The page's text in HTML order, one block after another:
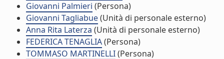
Giovanni Palmieri (Persona)
Giovanni Tagliabue(Unità di personale esterno)
Anna Rita Laterza (Unità di personale esterno)
FEDERICA TENAGLIA(Persona)
TOMMASO MARTINELLI(Persona)